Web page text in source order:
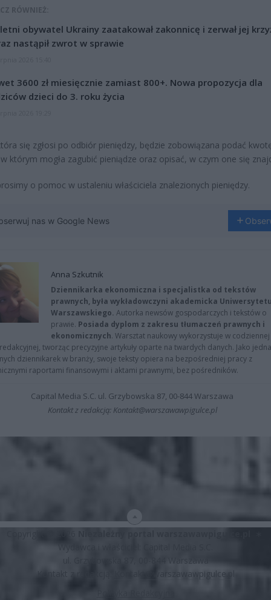
RÓWNIEŻ:
obywatel Ukrainy zaatakował zakonnicę i zerwał jej
nastąpił zwrot w sprawie
3600 zł miesięcznie zamiast 800+. Nowa propozycja dla
dzieci do 3. roku życia
się zgłosi po odbiór pieniędzy, będzie zobowiązana podać
którym mogła zagubić pieniądze oraz opisać, w czym one się
o pomoc w ustaleniu właściciela znalezionych pieniędzy.
nas w Google News
Anna Szkutnik
Dziennikarka ekonomiczna i specjalistka od tekstów
prawnych, była wykładowczyni akademicka
Warszawskiego. Autorka newsów gospodarczych i tekstów o
prawie. Posiada dyplom z zakresu tłumaczeń prawnych i
ekonomicznych. Warsztat naukowy wykorzystuje w codziennej
tworząc precyzyjne artykuły oparte na twardych danych. Jako
dziennikarek w branży, swoje teksty opiera na bezpośredniej pracy z
raportami finansowymi i aktami prawnymi, bez pośredników.
Capital Media S.C. ul. Grzybowska 87, 00-844 Warszawa
Kontakt z redakcją: Kontakt@warszawawpigulce.pl
Kontakt z redakcją:
Kontakt@warszawawpigulce.pl